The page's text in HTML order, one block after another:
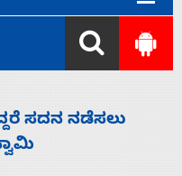
ಹಣಬಲ ಮತ್ತು